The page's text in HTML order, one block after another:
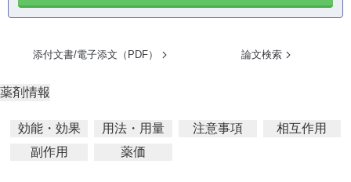
添付文書/電子添文（PDF） 論文検索
薬剤情報
効能・効果 用法・用量 注意事項
相互作用
副作用
薬価